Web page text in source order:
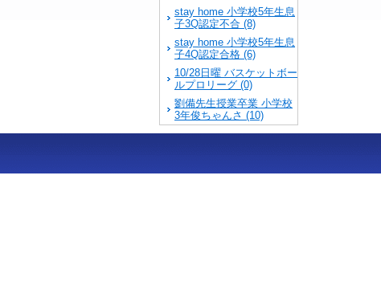
stay home 小学校5年生息
子3Q認定不合 (8)
stay home 小学校5年生息
子4Q認定合格 (6)
10/28日曜 バスケットボー
ルプロリーグ (0)
劉備先生授業卒業 小学校
3年俊ちゃんさ (10)